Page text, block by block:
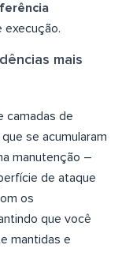
execução.
mais
camadas de
se acumularam
manutenção –
de ataque
os
que você
mantidas e